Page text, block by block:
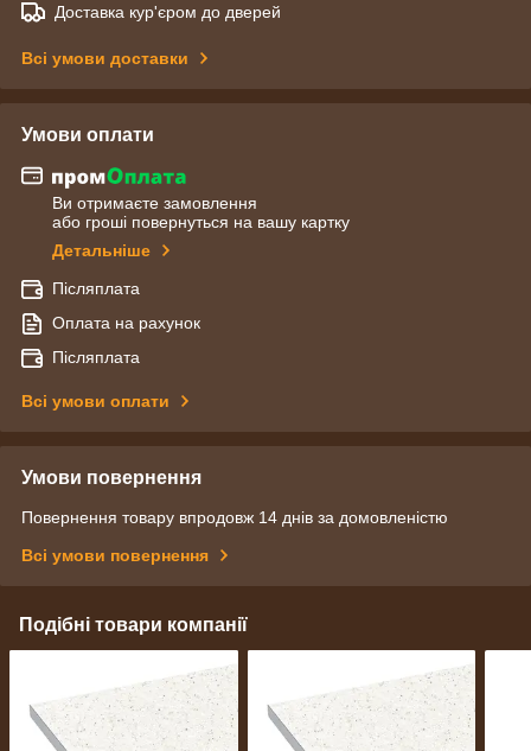
Доставка кур'єром до дверей
Всі умови доставки
Умови оплати
Ви отримаєте замовлення
або гроші повернуться на вашу картку
Детальніше
Післяплата
Оплата на рахунок
Післяплата
Всі умови оплати
Умови повернення
Повернення товару впродовж 14 днів за домовленістю
Всі умови повернення
Подібні товари компанії